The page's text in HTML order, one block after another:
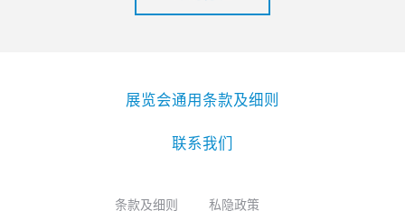
展览会通用条款及细则
联系我们
条款及细则 私隐政策